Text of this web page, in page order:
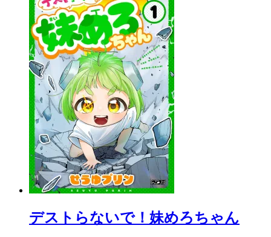
デストらないで！妹めろちゃん